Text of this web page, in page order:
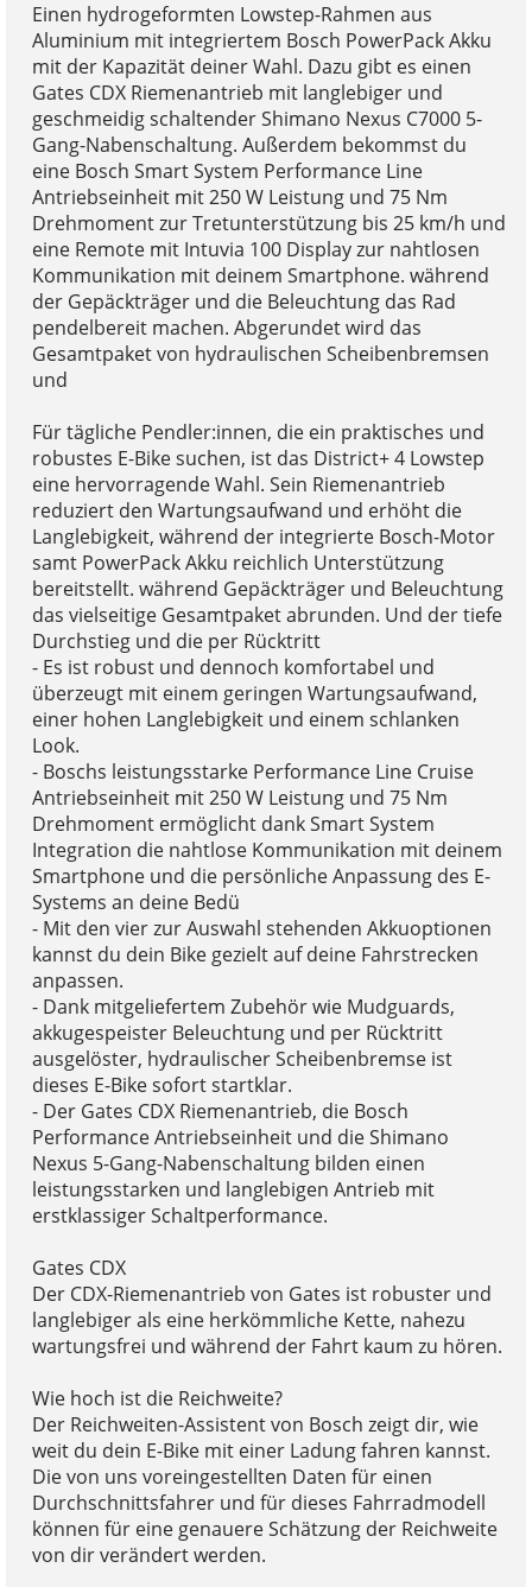
Einen hydrogeformten Lowstep-Rahmen aus
Aluminium mit integriertem Bosch PowerPack Akku
mit der Kapazität deiner Wahl. Dazu gibt es einen
Gates CDX Riemenantrieb mit langlebiger und
geschmeidig schaltender Shimano Nexus C7000 5-
Gang-Nabenschaltung. Außerdem bekommst du
eine Bosch Smart System Performance Line
Antriebseinheit mit 250 W Leistung und 75 Nm
Drehmoment zur Tretunterstützung bis 25 km/h und
eine Remote mit Intuvia 100 Display zur nahtlosen
Kommunikation mit deinem Smartphone. während
der Gepäckträger und die Beleuchtung das Rad
pendelbereit machen. Abgerundet wird das
Gesamtpaket von hydraulischen Scheibenbremsen
und
Für tägliche Pendler:innen, die ein praktisches und
robustes E-Bike suchen, ist das District+ 4 Lowstep
eine hervorragende Wahl. Sein Riemenantrieb
reduziert den Wartungsaufwand und erhöht die
Langlebigkeit, während der integrierte Bosch-Motor
samt PowerPack Akku reichlich Unterstützung
bereitstellt. während Gepäckträger und Beleuchtung
das vielseitige Gesamtpaket abrunden. Und der tiefe
Durchstieg und die per Rücktritt
- Es ist robust und dennoch komfortabel und
überzeugt mit einem geringen Wartungsaufwand,
einer hohen Langlebigkeit und einem schlanken
Look.
- Boschs leistungsstarke Performance Line Cruise
Antriebseinheit mit 250 W Leistung und 75 Nm
Drehmoment ermöglicht dank Smart System
Integration die nahtlose Kommunikation mit deinem
Smartphone und die persönliche Anpassung des E-
Systems an deine Bedü
- Mit den vier zur Auswahl stehenden Akkuoptionen
kannst du dein Bike gezielt auf deine Fahrstrecken
anpassen.
- Dank mitgeliefertem Zubehör wie Mudguards,
akkugespeister Beleuchtung und per Rücktritt
ausgelöster, hydraulischer Scheibenbremse ist
dieses E-Bike sofort startklar.
- Der Gates CDX Riemenantrieb, die Bosch
Performance Antriebseinheit und die Shimano
Nexus 5-Gang-Nabenschaltung bilden einen
leistungsstarken und langlebigen Antrieb mit
erstklassiger Schaltperformance.
Gates CDX
Der CDX-Riemenantrieb von Gates ist robuster und
langlebiger als eine herkömmliche Kette, nahezu
wartungsfrei und während der Fahrt kaum zu hören.
Wie hoch ist die Reichweite?
Der Reichweiten-Assistent von Bosch zeigt dir, wie
weit du dein E-Bike mit einer Ladung fahren kannst.
Die von uns voreingestellten Daten für einen
Durchschnittsfahrer und für dieses Fahrradmodell
können für eine genauere Schätzung der Reichweite
von dir verändert werden.